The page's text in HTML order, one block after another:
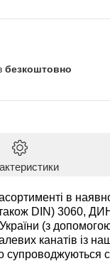
безкоштовно
в
DIN) 3060,
(з
канатів із